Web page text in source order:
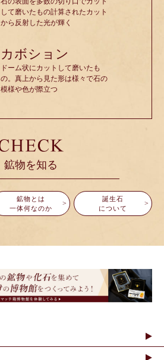
して磨いたもの計算されたカット
から反射した光が輝く
カボション
ドーム状にカットして磨いたも
の。真上から見た形は様々で石の
模様や色が際立つ
鉱物を知る
鉱物とは
一体何なのか
誕生石
について